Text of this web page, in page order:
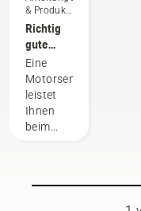
& Produkt-
Leitfäden
Richtig
gute
Ergebnisse
mit der
Motorsense
Eine
Motorsense
leistet
Ihnen
beim
Werkzeug